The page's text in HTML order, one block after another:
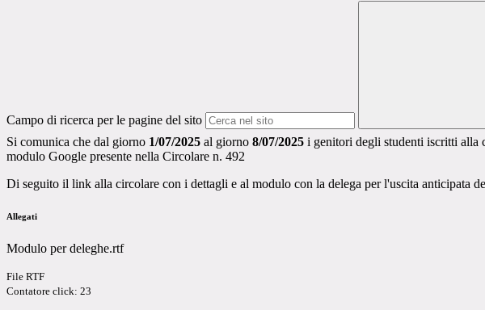
Campo di ricerca per le pagine del sito
Si comunica che dal giorno 1/07/2025 al giorno 8/07/2025 i genitori degli studenti iscritti alla
modulo Google presente nella Circolare n. 492
Di seguito il link alla circolare con i dettagli e al modulo con la delega per l'uscita anticipata
Allegati
Modulo per deleghe.rtf
File RTF
Contatore click: 23